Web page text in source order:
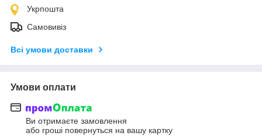
Укрпошта
Самовивіз
Всі умови доставки
Умови оплати
Ви отримаєте замовлення
або гроші повернуться на вашу картку